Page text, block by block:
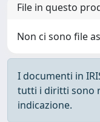
File in questo
Non ci sono file
I documenti in
tutti i diritti sono
indicazione.